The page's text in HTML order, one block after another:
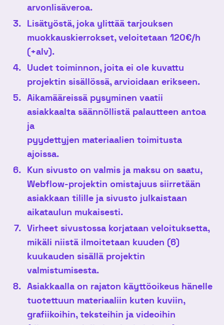
arvonlisäveroa.
Lisätyöstä, joka ylittää tarjouksen
muokkauskierrokset, veloitetaan 120€/h
(+alv).
Uudet toiminnon, joita ei ole kuvattu
projektin sisällössä, arvioidaan erikseen.
Aikamääreissä pysyminen vaatii
asiakkaalta säännöllistä palautteen antoa
ja
pyydettyjen materiaalien toimitusta
ajoissa.
Kun sivusto on valmis ja maksu on saatu,
Webflow-projektin omistajuus siirretään
asiakkaan tilille ja sivusto julkaistaan
aikataulun mukaisesti.
Virheet sivustossa korjataan veloituksetta,
mikäli niistä ilmoitetaan kuuden (6)
kuukauden sisällä projektin
valmistumisesta.
Asiakkaalla on rajaton käyttöoikeus hänelle
tuotettuun materiaaliin kuten kuviin,
grafiikoihin, teksteihin ja videoihin